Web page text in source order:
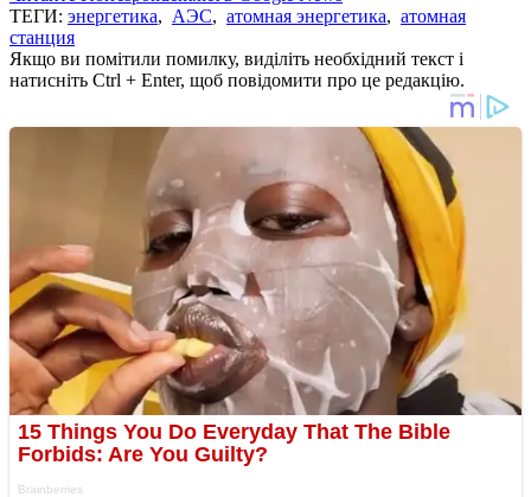
ТЕГИ: энергетика, АЭС, атомная энергетика, атомная
станция
Якщо ви помітили помилку, виділіть необхідний текст і
натисніть Ctrl + Enter, щоб повідомити про це редакцію.